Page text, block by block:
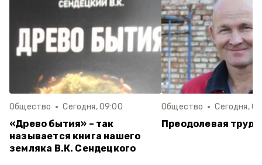
Общество Сегодня, 09:00
«Древо бытия» – так
называется книга нашего
земляка В.К. Сендецкого
Общество Сегодня,
Преодолевая